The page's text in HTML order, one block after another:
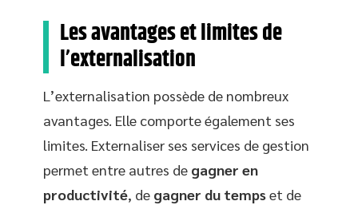
Les avantages et limites de
l’externalisation
L’externalisation possède de nombreux
avantages. Elle comporte également ses
limites. Externaliser ses services de gestion
permet entre autres de gagner en
productivité, de gagner du tempset de